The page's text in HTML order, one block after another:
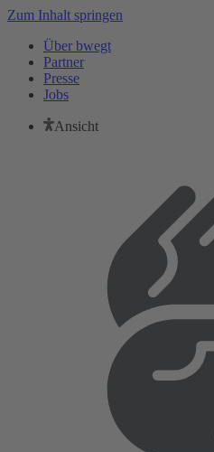
Zum Inhalt springen
Über bwegt
Partner
Presse
Jobs
Ansicht